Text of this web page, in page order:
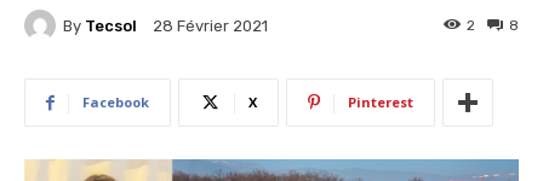
By Tecsol 28 Février 2021 8
2
Facebook X Pinterest